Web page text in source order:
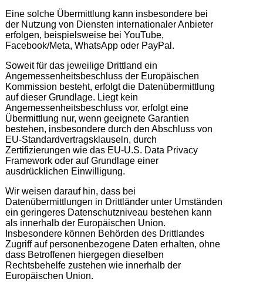
Eine solche Übermittlung kann insbesondere bei
der Nutzung von Diensten internationaler Anbieter
erfolgen, beispielsweise bei YouTube,
Facebook/Meta, WhatsApp oder PayPal.
Soweit für das jeweilige Drittland ein
Angemessenheitsbeschluss der Europäischen
Kommission besteht, erfolgt die Datenübermittlung
auf dieser Grundlage. Liegt kein
Angemessenheitsbeschluss vor, erfolgt eine
Übermittlung nur, wenn geeignete Garantien
bestehen, insbesondere durch den Abschluss von
EU-Standardvertragsklauseln, durch
Zertifizierungen wie das EU-U.S. Data Privacy
Framework oder auf Grundlage einer
ausdrücklichen Einwilligung.
Wir weisen darauf hin, dass bei
Datenübermittlungen in Drittländer unter Umständen
ein geringeres Datenschutzniveau bestehen kann
als innerhalb der Europäischen Union.
Insbesondere können Behörden des Drittlandes
Zugriff auf personenbezogene Daten erhalten, ohne
dass Betroffenen hiergegen dieselben
Rechtsbehelfe zustehen wie innerhalb der
Europäischen Union.